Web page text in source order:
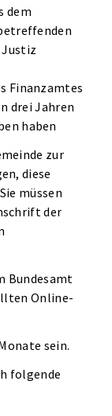
dem
Justiz
Finanzamtes
drei Jahren
haben
zur
diese
müssen
der
Bundesamt
Online-
sein.
folgende